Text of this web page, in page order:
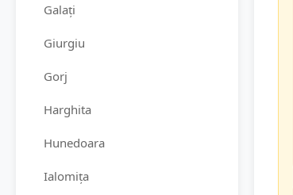
Galați
Giurgiu
Gorj
Harghita
Hunedoara
Ialomița